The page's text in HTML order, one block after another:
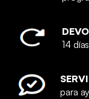
14
para